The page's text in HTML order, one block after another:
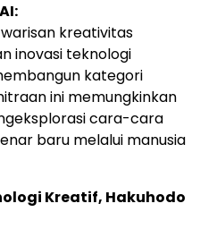
kreativitas
inovasi teknologi
kategori
ini memungkinkan
cara-cara
baru melalui manusia
Kreatif, Hakuhodo